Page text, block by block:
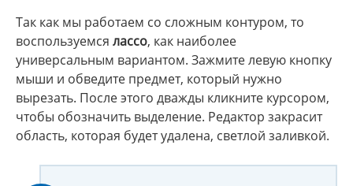
Так как мы работаем со сложным контуром, то
воспользуемся лассо, как наиболее
универсальным вариантом. Зажмите левую кнопку
мыши и обведите предмет, который нужно
вырезать. После этого дважды кликните курсором,
чтобы обозначить выделение. Редактор закрасит
область, которая будет удалена, светлой заливкой.